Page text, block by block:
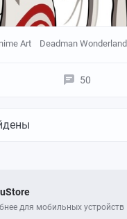
Art Deadman Wonderland
50
для мобильных устройств